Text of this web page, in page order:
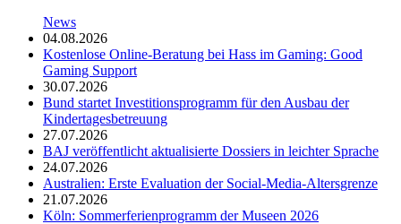
News
04.08.2026
Kostenlose Online-Beratung bei Hass im Gaming: Good
Gaming Support
30.07.2026
Bund startet Investitionsprogramm für den Ausbau der
Kindertagesbetreuung
27.07.2026
BAJ veröffentlicht aktualisierte Dossiers in leichter Sprache
24.07.2026
Australien: Erste Evaluation der Social-Media-Altersgrenze
21.07.2026
Köln: Sommerferienprogramm der Museen 2026